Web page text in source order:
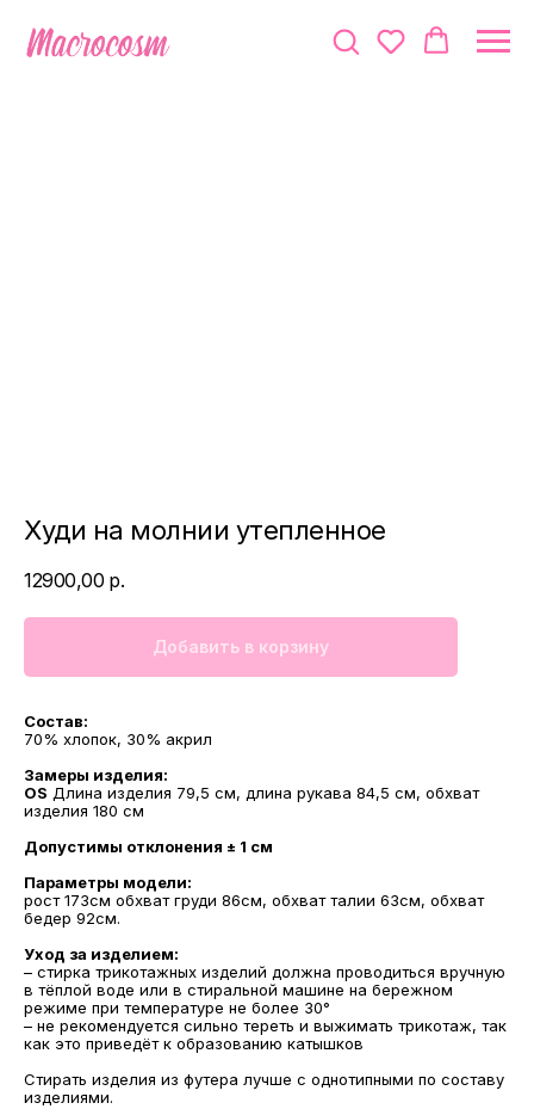
Худи на молнии утепленное
12900,00 р.
Добавить в корзину
Состав:
70% хлопок, 30% акрил
Замеры изделия:
OS Длина изделия 79,5 см, длина рукава 84,5 см, обхват
изделия 180 см
Допустимы отклонения ± 1 см
Параметры модели:
рост 173см обхват груди 86см, обхват талии 63см, обхват
бедер 92см.
Уход за изделием:
– стирка трикотажных изделий должна проводиться вручную
в тёплой воде или в стиральной машине на бережном
режиме при температуре не более 30°
– не рекомендуется сильно тереть и выжимать трикотаж, так
как это приведёт к образованию катышков
Стирать изделия из футера лучше с однотипными по составу
изделиями.